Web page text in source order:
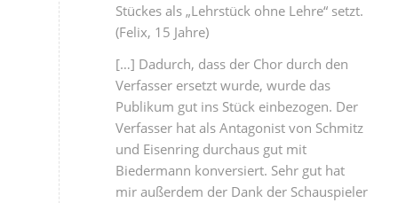
Stückes als „Lehrstück ohne Lehre“ setzt.
(Felix, 15 Jahre)
[…] Dadurch, dass der Chor durch den
Verfasser ersetzt wurde, wurde das
Publikum gut ins Stück einbezogen. Der
Verfasser hat als Antagonist von Schmitz
und Eisenring durchaus gut mit
Biedermann konversiert. Sehr gut hat
mir außerdem der Dank der Schauspieler